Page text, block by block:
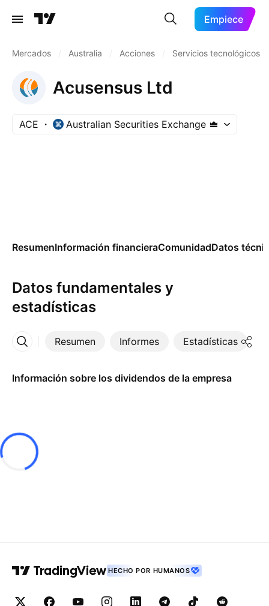
Empiece
Mercados Australia Acciones Servicios tecnológicos
Acusensus Ltd
ACE Australian Securities Exchange
ResumenInformación financieraComunidadDatos
Datos fundamentales y
estadísticas
Resumen Informes Estadísticas
Más
Información sobre los dividendos de la empresa
HECHO POR HUMANOS